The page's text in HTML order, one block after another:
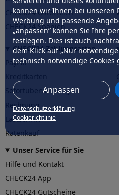
können wir Ihnen bei unseren
Werbung und passende
„anpassen” können Sie Ihre
festlegen. Dies ist auch
dem Klick auf „Nur
technisch notwendige Cookies
Anpassen
Datenschutzerklärung
Cookierichtlinie
CHECK24 Österreich
CHECK24 Spanien
CHECK24 Zahlungsarten
PayPal
Sofortüberweisung
Rechnung
Lastschrift
Ratenkauf
Unser Service für Sie
Hilfe und Kontakt
CHECK24 App
CHECK24 Gutscheine